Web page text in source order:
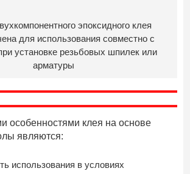
эпоксидного клея
для использования совместно с
установке резьбовых шпилек или
арматуры
особенностями клея на основе
являются:
использования в условиях